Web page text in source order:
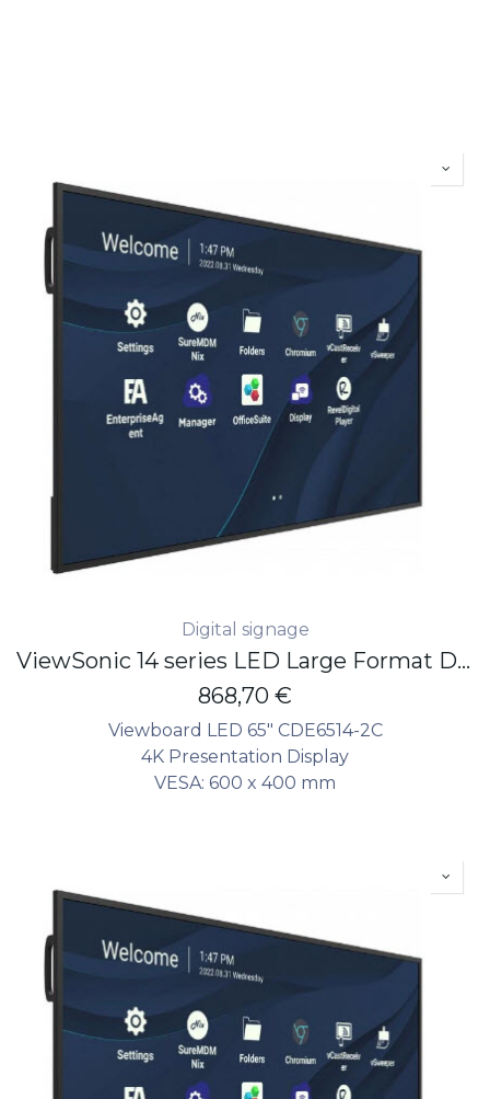
Digital signage
ViewSonic 14 series LED Large Format Display 65" - 4K - 500 nits - 24/7 - non touch
868,70 €
Viewboard LED 65" CDE6514-2C
4K Presentation Display
VESA: 600 x 400 mm